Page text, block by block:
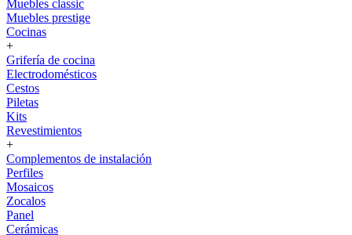
Muebles classic
Muebles prestige
Cocinas
+
Grifería de cocina
Electrodomésticos
Cestos
Piletas
Kits
Revestimientos
+
Complementos de instalación
Perfiles
Mosaicos
Zocalos
Panel
Cerámicas